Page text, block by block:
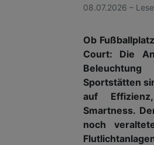
08.07.2026 –
Ob
Court: Die
Sportstätten
auf
Smartness.
noch